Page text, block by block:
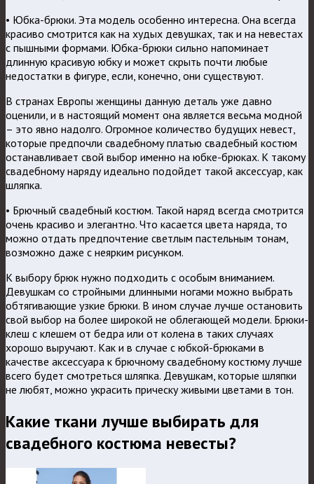
• Юбка-брюки. Эта модель особенно интересна. Она всегда
красиво смотрится как на худых девушках, так и на невестах
с пышными формами. Юбка-брюки сильно напоминает
длинную красивую юбку и может скрыть почти любые
недостатки в фигуре, если, конечно, они существуют.
В странах Европы женщины данную деталь уже давно
оценили, и в настоящий момент она является весьма модной
– это явно надолго. Огромное количество будущих невест,
которые предпочли свадебному платью свадебный костюм
останавливает свой выбор именно на юбке-брюках. К такому
свадебному наряду идеально подойдет такой аксессуар, как
шляпка.
• Брючный свадебный костюм. Такой наряд всегда смотрится
очень красиво и элегантно. Что касается цвета наряда, то
можно отдать предпочтение светлым пастельным тонам,
возможно даже с неярким рисунком.
К выбору брюк нужно подходить с особым вниманием.
Девушкам со стройными длинными ногами можно выбрать
обтягивающие узкие брюки. В ином случае лучше остановить
свой выбор на более широкой не облегающей модели. Брюки-
клеш с клешем от бедра или от колена в таких случаях
хорошо выручают. Как и в случае с юбкой-брюками в
качестве аксессуара к брючному свадебному костюму лучше
всего будет смотреться шляпка. Девушкам, которые шляпки
не любят, можно украсить прическу живыми цветами в тон.
Какие ткани лучше выбирать для
свадебного костюма невесты?